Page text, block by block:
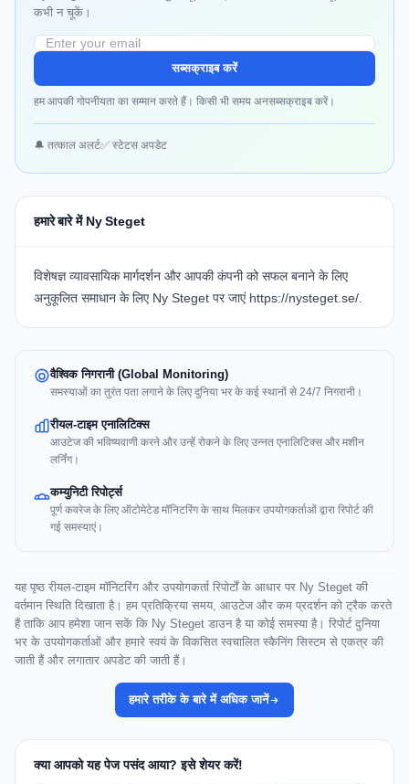
कभी न चूकें।
सब्सक्राइब करें
हम आपकी गोपनीयता का सम्मान करते हैं। किसी भी समय अनसब्सक्राइब करें।
🔔 तत्काल अलर्ट✅ स्टेटस अपडेट
हमारे बारे में Ny Steget
विशेषज्ञ व्यावसायिक मार्गदर्शन और आपकी कंपनी को सफल बनाने के लिए
अनुकूलित समाधान के लिए Ny Steget पर जाएं https://nysteget.se/.
वैश्विक निगरानी (Global Monitoring)
समस्याओं का तुरंत पता लगाने के लिए दुनिया भर के कई स्थानों से 24/7 निगरानी।
रीयल-टाइम एनालिटिक्स
आउटेज की भविष्यवाणी करने और उन्हें रोकने के लिए उन्नत एनालिटिक्स और मशीन
लर्निंग।
कम्युनिटी रिपोर्ट्स
पूर्ण कवरेज के लिए ऑटोमेटेड मॉनिटरिंग के साथ मिलकर उपयोगकर्ताओं द्वारा रिपोर्ट की
गई समस्याएं।
यह पृष्ठ रीयल-टाइम मॉनिटरिंग और उपयोगकर्ता रिपोर्टों के आधार पर Ny Steget की
वर्तमान स्थिति दिखाता है। हम प्रतिक्रिया समय, आउटेज और कम प्रदर्शन को ट्रैक करते
हैं ताकि आप हमेशा जान सकें कि Ny Steget डाउन है या कोई समस्या है। रिपोर्ट दुनिया
भर के उपयोगकर्ताओं और हमारे स्वयं के विकसित स्वचालित स्कैनिंग सिस्टम से एकत्र की
जाती हैं और लगातार अपडेट की जाती हैं।
हमारे तरीके के बारे में अधिक जानें
क्या आपको यह पेज पसंद आया? इसे शेयर करें!